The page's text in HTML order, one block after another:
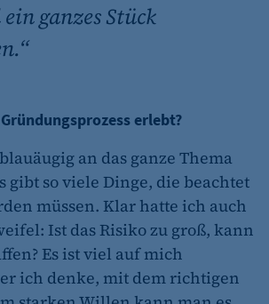
ganzes Stück
erlebt?
an das ganze Thema
gibt so viele Dinge, die beachtet
müssen. Klar hatte ich auch
Ist das Risiko zu groß, kann
Es ist viel auf mich
ich denke, mit dem richtigen